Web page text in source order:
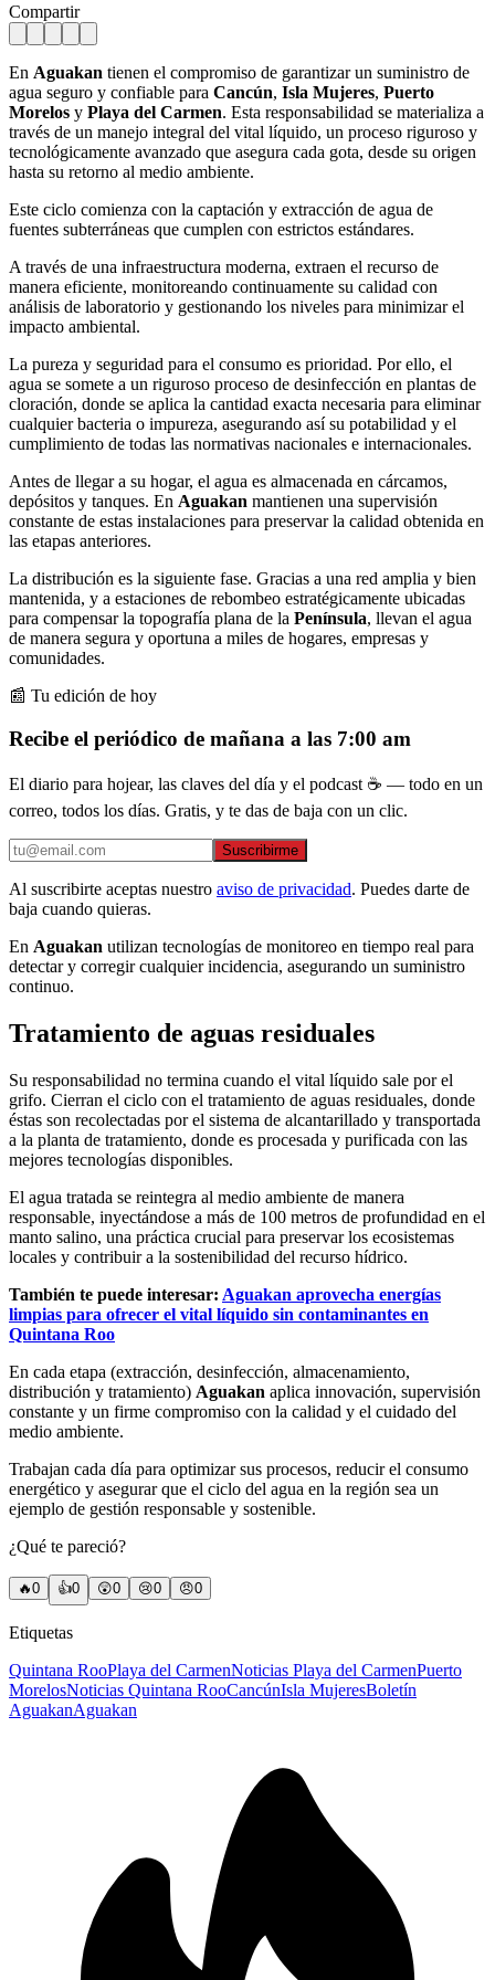
Compartir
En Aguakan tienen el compromiso de garantizar un suministro de
agua seguro y confiable para Cancún, Isla Mujeres, Puerto
Morelos y Playa del Carmen. Esta responsabilidad se materializa a
través de un manejo integral del vital líquido, un proceso riguroso y
tecnológicamente avanzado que asegura cada gota, desde su origen
hasta su retorno al medio ambiente.
Este ciclo comienza con la captación y extracción de agua de
fuentes subterráneas que cumplen con estrictos estándares.
A través de una infraestructura moderna, extraen el recurso de
manera eficiente, monitoreando continuamente su calidad con
análisis de laboratorio y gestionando los niveles para minimizar el
impacto ambiental.
La pureza y seguridad para el consumo es prioridad. Por ello, el
agua se somete a un riguroso proceso de desinfección en plantas de
cloración, donde se aplica la cantidad exacta necesaria para eliminar
cualquier bacteria o impureza, asegurando así su potabilidad y el
cumplimiento de todas las normativas nacionales e internacionales.
Antes de llegar a su hogar, el agua es almacenada en cárcamos,
depósitos y tanques. En Aguakan mantienen una supervisión
constante de estas instalaciones para preservar la calidad obtenida en
las etapas anteriores.
La distribución es la siguiente fase. Gracias a una red amplia y bien
mantenida, y a estaciones de rebombeo estratégicamente ubicadas
para compensar la topografía plana de la Península, llevan el agua
de manera segura y oportuna a miles de hogares, empresas y
comunidades.
📰 Tu edición de hoy
Recibe el periódico de mañana a las 7:00 am
El diario para hojear, las claves del día y el podcast ☕ — todo en un
correo, todos los días. Gratis, y te das de baja con un clic.
Suscribirme
Al suscribirte aceptas nuestro aviso de privacidad. Puedes darte de
baja cuando quieras.
En Aguakan utilizan tecnologías de monitoreo en tiempo real para
detectar y corregir cualquier incidencia, asegurando un suministro
continuo.
Tratamiento de aguas residuales
Su responsabilidad no termina cuando el vital líquido sale por el
grifo. Cierran el ciclo con el tratamiento de aguas residuales, donde
éstas son recolectadas por el sistema de alcantarillado y transportada
a la planta de tratamiento, donde es procesada y purificada con las
mejores tecnologías disponibles.
El agua tratada se reintegra al medio ambiente de manera
responsable, inyectándose a más de 100 metros de profundidad en el
manto salino, una práctica crucial para preservar los ecosistemas
locales y contribuir a la sostenibilidad del recurso hídrico.
También te puede interesar: Aguakan aprovecha energías
limpias para ofrecer el vital líquido sin contaminantes en
Quintana Roo
En cada etapa (extracción, desinfección, almacenamiento,
distribución y tratamiento) Aguakan aplica innovación, supervisión
constante y un firme compromiso con la calidad y el cuidado del
medio ambiente.
Trabajan cada día para optimizar sus procesos, reducir el consumo
energético y asegurar que el ciclo del agua en la región sea un
ejemplo de gestión responsable y sostenible.
¿Qué te pareció?
🔥0 👍0 😲0 😢0 😠0
Etiquetas
Quintana RooPlaya del CarmenNoticias Playa del CarmenPuerto
MorelosNoticias Quintana RooCancúnIsla MujeresBoletín
AguakanAguakan